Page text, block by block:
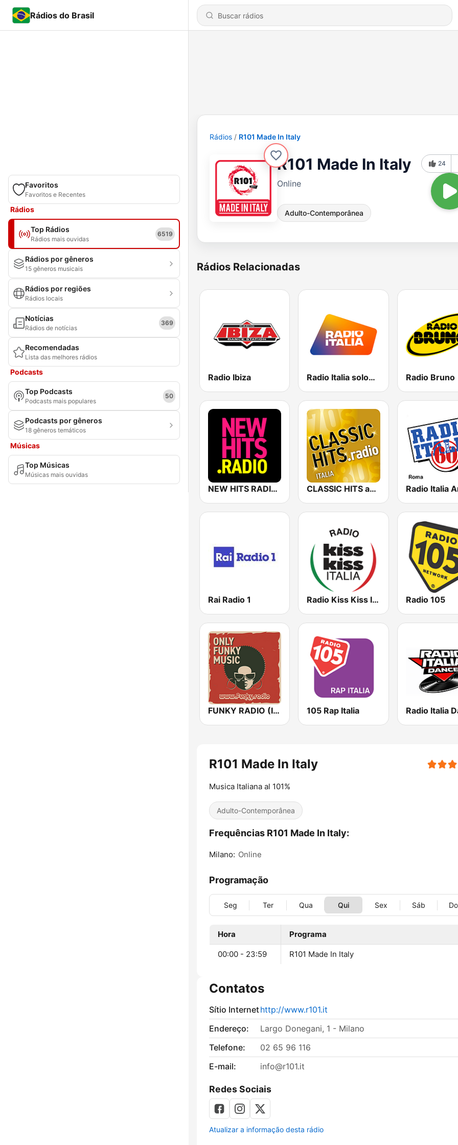
Rádios do Brasil
Favoritos
Favoritos e Recentes
Rádios
Top Rádios
Rádios mais ouvidas
6519
Rádios por gêneros
15 gêneros musicais
Rádios por regiões
Rádios locais
Notícias
Rádios de notícias
369
Recomendadas
Lista das melhores rádios
Podcasts
Top Podcasts
Podcasts mais populares
50
Podcasts por gêneros
18 gêneros temáticos
Músicas
Top Músicas
Músicas mais ouvidas
Rádios R101 Made In Italy
R101 Made In Italy
Online
Adulto-Contemporânea
24
Rádios Relacionadas
Radio Ibiza Radio Italia solomusicaitaliana Radio Bruno
NEW HITS RADIO Italia CLASSIC HITS anni 70 80 90
Rai Radio 1 Radio Kiss Kiss Italia Radio 105
FUNKY RADIO (Italy) 105 Rap Italia Radio Italia
R101 Made In Italy
Musica Italiana al 101%
Adulto-Contemporânea
Frequências R101 Made In Italy:
Milano: Online
Programação
Seg Ter Qua Qui Sex Sáb
Hora Programa
00:00 - 23:59 R101 Made In Italy
Contatos
Sítio Internethttp://www.r101.it
Endereço:
Largo Donegani, 1 - Milano
Telefone:
02 65 96 116
E-mail:
info@r101.it
Redes Sociais
Atualizar a informação desta rádio